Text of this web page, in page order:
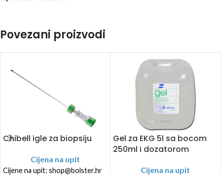
Povezani proizvodi
Chibell igle za biopsiju
Cijena na upit
Cijene na upit: shop@bolster.hr
Gel za EKG 5l sa bocom
250ml i dozatorom
Cijena na upit